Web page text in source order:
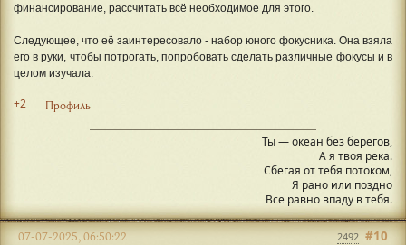
финансирование, рассчитать всё необходимое для этого.
Следующее, что её заинтересовало - набор юного фокусника. Она взяла
его в руки, чтобы потрогать, попробовать сделать различные фокусы и в
целом изучала.
+2 Профиль
Ты — океан без берегов,
А я твоя река.
Сбегая от тебя потоком,
Я рано или поздно
Все равно впаду в тебя.
#10
07-07-2025, 06:50:22 2492